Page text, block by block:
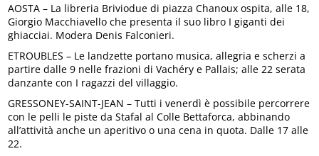
AOSTA – La libreria Briviodue di piazza Chanoux ospita, alle 18,
Giorgio Macchiavello che presenta il suo libro I giganti dei
ghiacciai. Modera Denis Falconieri.
ETROUBLES – Le landzette portano musica, allegria e scherzi a
partire dalle 9 nelle frazioni di Vachéry e Pallais; alle 22 serata
danzante con I ragazzi del villaggio.
GRESSONEY-SAINT-JEAN – Tutti i venerdì è possibile percorrere
con le pelli le piste da Stafal al Colle Bettaforca, abbinando
all’attività anche un aperitivo o una cena in quota. Dalle 17 alle
22.